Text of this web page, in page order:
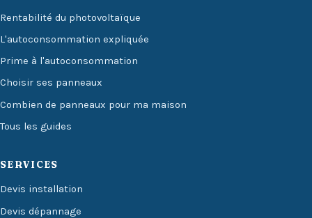
Rentabilité du photovoltaïque
L'autoconsommation expliquée
Prime à l'autoconsommation
Choisir ses panneaux
Combien de panneaux pour ma maison
Tous les guides
SERVICES
Devis installation
Devis dépannage